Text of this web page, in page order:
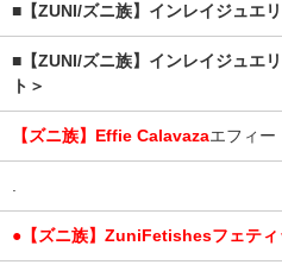
■【ZUNI/ズニ族】インレイジュエ
■【ZUNI/ズニ族】インレイジュエ
ト＞
【ズニ族】Effie Calavazaエフィー
.
●【ズニ族】ZuniFetishesフェティ